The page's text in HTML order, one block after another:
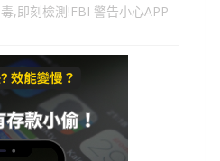
,即刻檢測!FBI 警告小心APP